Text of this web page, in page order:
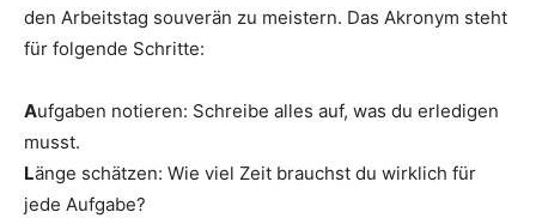
den Arbeitstag souverän zu meistern. Das Akronym steht
für folgende Schritte:
Aufgaben notieren: Schreibe alles auf, was du erledigen
musst.
Länge schätzen: Wie viel Zeit brauchst du wirklich für
jede Aufgabe?